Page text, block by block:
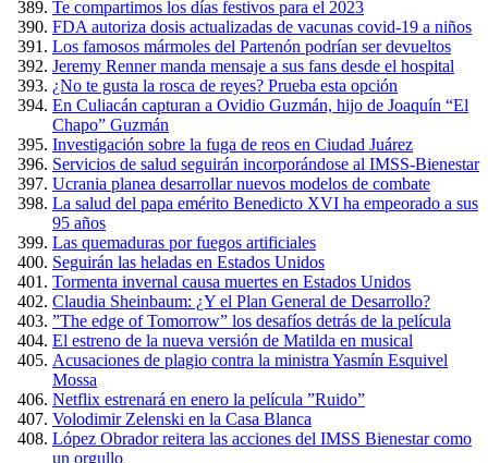
Te compartimos los días festivos para el 2023
FDA autoriza dosis actualizadas de vacunas covid-19 a niños
Los famosos mármoles del Partenón podrían ser devueltos
Jeremy Renner manda mensaje a sus fans desde el hospital
¿No te gusta la rosca de reyes? Prueba esta opción
En Culiacán capturan a Ovidio Guzmán, hijo de Joaquín “El
Chapo” Guzmán
Investigación sobre la fuga de reos en Ciudad Juárez
Servicios de salud seguirán incorporándose al IMSS-Bienestar
Ucrania planea desarrollar nuevos modelos de combate
La salud del papa emérito Benedicto XVI ha empeorado a sus
95 años
Las quemaduras por fuegos artificiales
Seguirán las heladas en Estados Unidos
Tormenta invernal causa muertes en Estados Unidos
Claudia Sheinbaum: ¿Y el Plan General de Desarrollo?
”The edge of Tomorrow” los desafíos detrás de la película
El estreno de la nueva versión de Matilda en musical
Acusaciones de plagio contra la ministra Yasmín Esquivel
Mossa
Netflix estrenará en enero la película ”Ruido”
Volodimir Zelenski en la Casa Blanca
López Obrador reitera las acciones del IMSS Bienestar como
un orgullo